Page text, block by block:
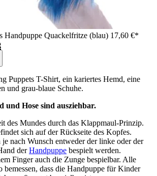
Handpuppe Quackelfritze (blau) 17,60 €*
Puppets T-Shirt, ein kariertes Hemd, eine
und grau-blaue Schuhe.
und Hose sind ausziehbar.
des Mundes durch das Klappmaul-Prinzip.
sich auf der Rückseite des Kopfes.
nach Wunsch entweder der linke oder der
derHandpuppe bespielt werden.
Finger auch die Zunge bespielbar. Alle
bemessen, dass die Handpuppe für Kinder